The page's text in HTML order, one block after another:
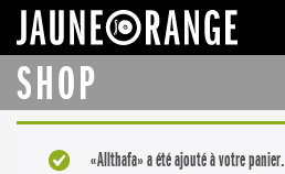
SHOP
«Allthafa» a été ajouté à votre panier.